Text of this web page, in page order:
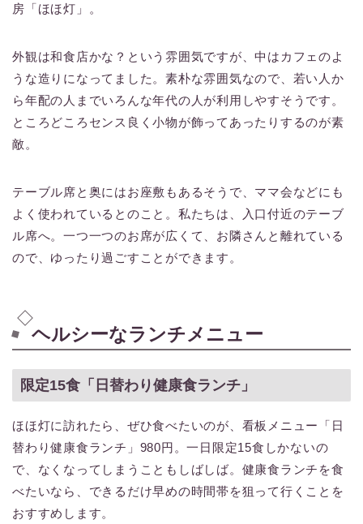
房「ほほ灯」。
外観は和食店かな？という雰囲気ですが、中はカフェのよ
うな造りになってました。素朴な雰囲気なので、若い人か
ら年配の人までいろんな年代の人が利用しやすそうです。
ところどころセンス良く小物が飾ってあったりするのが素
敵。
テーブル席と奥にはお座敷もあるそうで、ママ会などにも
よく使われているとのこと。私たちは、入口付近のテーブ
ル席へ。一つ一つのお席が広くて、お隣さんと離れている
ので、ゆったり過ごすことができます。
ヘルシーなランチメニュー
限定15食「日替わり健康食ランチ」
ほほ灯に訪れたら、ぜひ食べたいのが、看板メニュー「日
替わり健康食ランチ」980円。一日限定15食しかないの
で、なくなってしまうこともしばしば。健康食ランチを食
べたいなら、できるだけ早めの時間帯を狙って行くことを
おすすめします。